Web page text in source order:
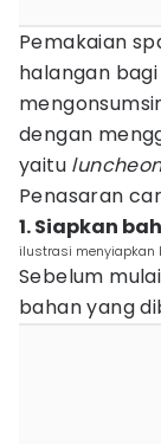
Pemakaian
halangan
dengan
yaitu
Penasaran
1. Siapkan
ilustrasi menyiapkan
Sebelum
bahan yang